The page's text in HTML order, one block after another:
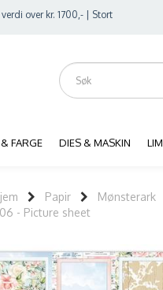
over kr. 1700,- | Stort
FARGE DIES & MASKIN LIM
Papir Mønsterark
- Picture sheet